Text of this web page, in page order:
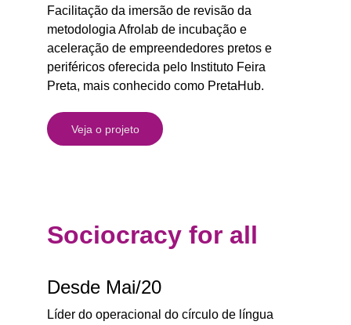
Facilitação da imersão de revisão da
metodologia Afrolab de incubação e
aceleração de empreendedores pretos e
periféricos oferecida pelo Instituto Feira
Preta, mais conhecido como PretaHub.
Veja o projeto
Sociocracy for all
Desde Mai/20
Líder do operacional do círculo de língua